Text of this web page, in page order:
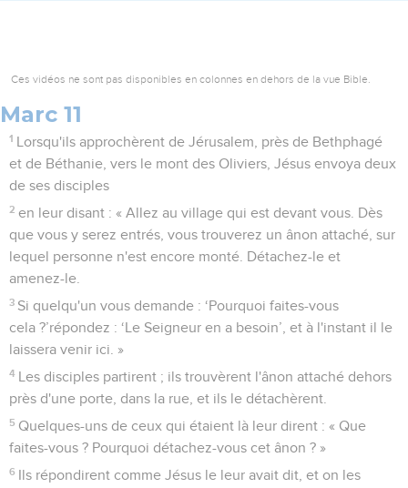
Ces vidéos ne sont pas disponibles en colonnes en dehors de la vue Bible.
Marc 11
1 Lorsqu'ils approchèrent de Jérusalem, près de Bethphagé
et de Béthanie, vers le mont des Oliviers, Jésus envoya deux
de ses disciples
2 en leur disant : « Allez au village qui est devant vous. Dès
que vous y serez entrés, vous trouverez un ânon attaché, sur
lequel personne n'est encore monté. Détachez-le et
amenez-le.
3 Si quelqu'un vous demande : ‘Pourquoi faites-vous
cela ?’répondez : ‘Le Seigneur en a besoin’, et à l'instant il le
laissera venir ici. »
4 Les disciples partirent ; ils trouvèrent l'ânon attaché dehors
près d'une porte, dans la rue, et ils le détachèrent.
5 Quelques-uns de ceux qui étaient là leur dirent : « Que
faites-vous ? Pourquoi détachez-vous cet ânon ? »
6 Ils répondirent comme Jésus le leur avait dit, et on les